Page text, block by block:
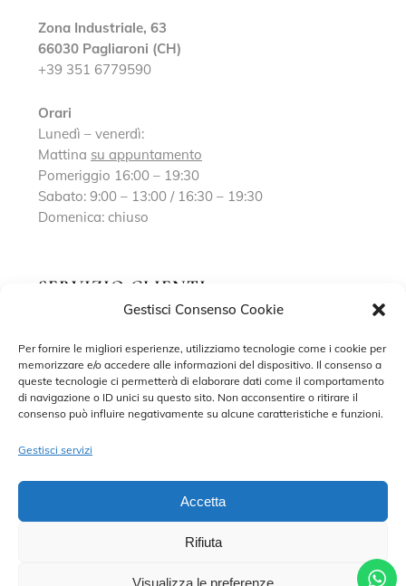
Gestisci Consenso Cookie
Per fornire le migliori esperienze, utilizziamo tecnologie come i cookie per
memorizzare e/o accedere alle informazioni del dispositivo. Il consenso a
queste tecnologie ci permetterà di elaborare dati come il comportamento
di navigazione o ID unici su questo sito. Non acconsentire o ritirare il
consenso può influire negativamente su alcune caratteristiche e funzioni.
Gestisci servizi
Accetta
Rifiuta
Visualizza le preferenze
Zona Industriale, 63
66030 Pagliaroni (CH)
+39 351 6779590
Orari
Lunedì – venerdì:
Mattina su appuntamento
Pomeriggio 16:00 – 19:30
Sabato: 9:00 – 13:00 / 16:30 – 19:30
Domenica: chiuso
SERVIZIO CLIENTI
Contatti
Privacy Policy
CONTRADA SANT’ONOFRIO, 58, 66034 LANCIANO (CH) P. IVA
ADRIANO DI MATTEO